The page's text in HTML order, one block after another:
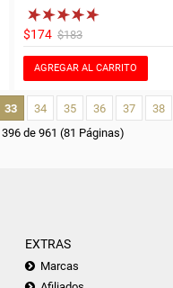
$174 $183
AGREGAR AL CARRITO
33 34 35 36 37 38
de 961 (81 Páginas)
EXTRAS
Marcas